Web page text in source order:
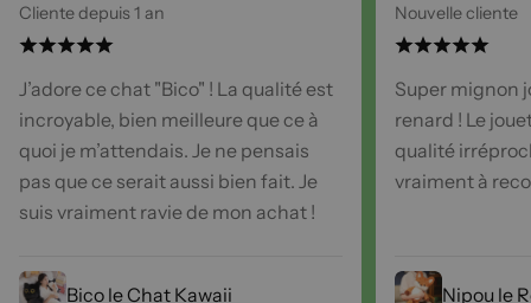
Cliente depuis 1 an
J’adore ce chat "Bico" ! La qualité est
incroyable, bien meilleure que ce à
quoi je m’attendais. Je ne pensais
pas que ce serait aussi bien fait. Je
suis vraiment ravie de mon achat !
Bico le Chat Kawaii
Nouvelle cliente
Super mignon
renard ! Le
qualité
vraiment à
Nipou le